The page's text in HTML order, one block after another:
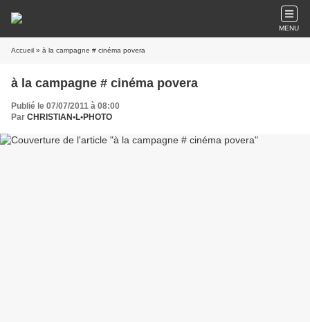
MENU
Accueil » à la campagne # cinéma povera
à la campagne # cinéma povera
Publié le 07/07/2011 à 08:00
Par CHRISTIAN•L•PHOTO